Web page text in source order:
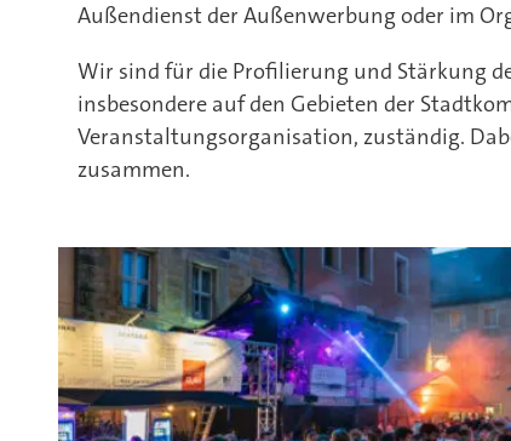
Außendienst der Außenwerbung oder im
Wir sind für die Profilierung und Stärkung
insbesondere auf den Gebieten der
Veranstaltungsorganisation, zuständig.
zusammen.